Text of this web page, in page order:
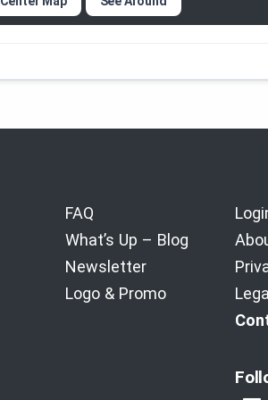
FAQ
What’s Up – Blog
Newsletter
Logo & Promo